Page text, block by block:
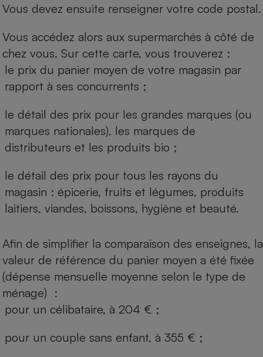
Vous devez ensuite renseigner votre code postal.
Vous accédez alors aux supermarchés à côté de
chez vous. Sur cette carte, vous trouverez :
le prix du panier moyen de votre magasin par
rapport à ses concurrents ;
le détail des prix pour les grandes marques (ou
marques nationales), les marques de
distributeurs et les produits bio ;
le détail des prix pour tous les rayons du
magasin : épicerie, fruits et légumes, produits
laitiers, viandes, boissons, hygiène et beauté.
Afin de simplifier la comparaison des enseignes, la
valeur de référence du panier moyen a été fixée
(dépense mensuelle moyenne selon le type de
ménage) :
pour un célibataire, à 204 € ;
pour un couple sans enfant, à 355 € ;